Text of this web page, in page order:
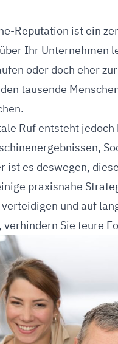
Reputation ist ein
Ihr Unternehmen
oder doch eher
tausende
Ruf entsteht
ist es deswegen,
praxisnahe
und auf
verhindern Sie teure